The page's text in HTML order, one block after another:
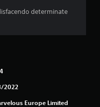
determinate
2022
Europe Limited